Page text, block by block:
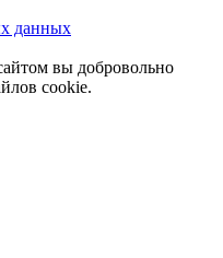
данных
вы добровольно
cookie.